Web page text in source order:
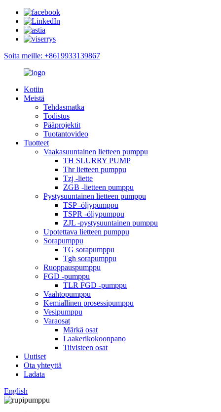
Soita meille: +8619933139867
Kotiin
Meistä
Tehdasmatka
Todistus
Pääprojektit
Tuotantovideo
Tuotteet
Vaakasuuntainen lietteen pumppu
TH SLURRY PUMP
Thr lietteen pumppu
Tzj -liette
ZGB -lietteen pumppu
Pystysuuntainen lietteen pumppu
TSP -öljypumppu
TSPR -öljypumppu
ZJL -pystysuuntainen pumppu
Upotettava lietteen pumppu
Sorapumppu
TG sorapumppu
Tgh sorapumppu
Ruoppauspumppu
FGD -pumppu
TLR FGD -pumppu
Vaahtopumppu
Kemiallinen prosessipumppu
Vesipumppu
Varaosat
Märkä osat
Laakerikokoonpano
Tiivisteen osat
Uutiset
Ota yhteyttä
Ladata
English